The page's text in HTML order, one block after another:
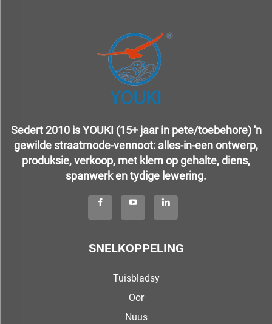
Sedert 2010 is YOUKI (15+ jaar in pete/toebehore) 'n
gewilde straatmode-vennoot: alles-in-een ontwerp,
produksie, verkoop, met klem op gehalte, diens,
spanwerk en tydige lewering.
SNELKOPPELING
Tuisbladsy
Oor
Nuus